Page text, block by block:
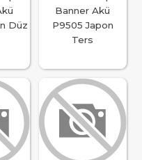
Düz
Banner Akü
P9505 Japon
Ters